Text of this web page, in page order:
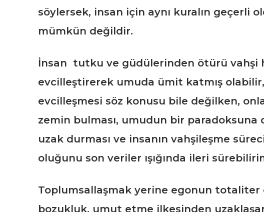
söylersek, insan için aynı kuralın geçerli
mümkün değildir.
İnsan tutku ve güdülerinden ötürü vahşi
evcilleştirerek umuda ümit katmış
evcilleşmesi söz konusu bile değilken,
zemin bulması, umudun bir paradoksuna
uzak durması ve insanın vahşileşme
oluğunu son veriler ışığında ileri
Toplumsallaşmak yerine egonun
bozukluk, umut etme ilkesinden